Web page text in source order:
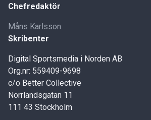
Chefredaktör
Måns Karlsson
Skribenter
Digital Sportsmedia i Norden AB
Org.nr: 559409-9698
c/o Better Collective
Norrlandsgatan 11
111 43 Stockholm